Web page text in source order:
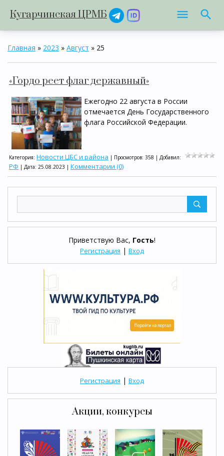
Кугарчинская ЦРМБ
Приветствую Вас, Гость!
Регистрация | Вход
Регистрация | Вход
Акции, конкурсы
Главная » 2023 » Август » 25
«Гордо реет флаг державный»
Ежегодно 22 августа в России
отмечается День Государственного
флага Российской Федерации.
Категория: Новости ЦБС и района | Просмотров: 358 | Добавил:
РФ | Дата: 25.08.2023 | Комментарии (0)